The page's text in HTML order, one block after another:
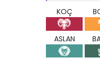
KOÇ
ASLAN